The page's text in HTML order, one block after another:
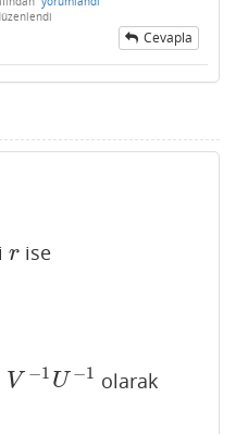
Cevapla
r
r ise
V −1 U −1
1U −1
olarak